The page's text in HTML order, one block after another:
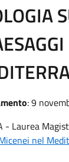
: 9
- Laurea
nel